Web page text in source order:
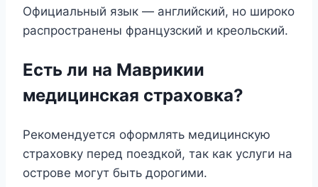
Официальный язык — английский, но широко
распространены французский и креольский.
Есть ли на Маврикии
медицинская страховка?
Рекомендуется оформлять медицинскую
страховку перед поездкой, так как услуги на
острове могут быть дорогими.